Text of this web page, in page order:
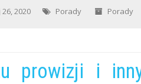
26, 2020 Porady Porady
prowizji i